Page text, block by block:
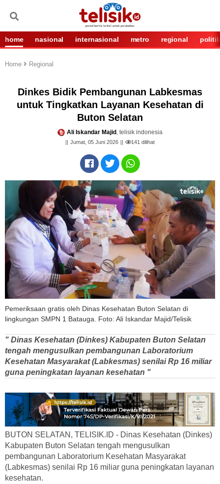
home nasional internasional metro regional politik
Home Regional
Dinkes Bidik Pembangunan Labkesmas
untuk Tingkatkan Layanan Kesehatan di
Buton Selatan
Ali Iskandar Majid , telisik indonesia
Jumat, 05 Juni 2026 141 dilihat
Pemeriksaan gratis oleh Dinas Kesehatan Buton Selatan di
lingkungan SMPN 1 Batauga. Foto: Ali Iskandar Majid/Telisik
" Dinas Kesehatan (Dinkes) Kabupaten Buton Selatan
tengah mengusulkan pembangunan Laboratorium
Kesehatan Masyarakat (Labkesmas) senilai Rp 16 miliar
guna peningkatan layanan kesehatan "
BUTON SELATAN, TELISIK.ID - Dinas Kesehatan (Dinkes)
Kabupaten Buton Selatan tengah mengusulkan
pembangunan Laboratorium Kesehatan Masyarakat
(Labkesmas) senilai Rp 16 miliar guna peningkatan layanan
kesehatan.